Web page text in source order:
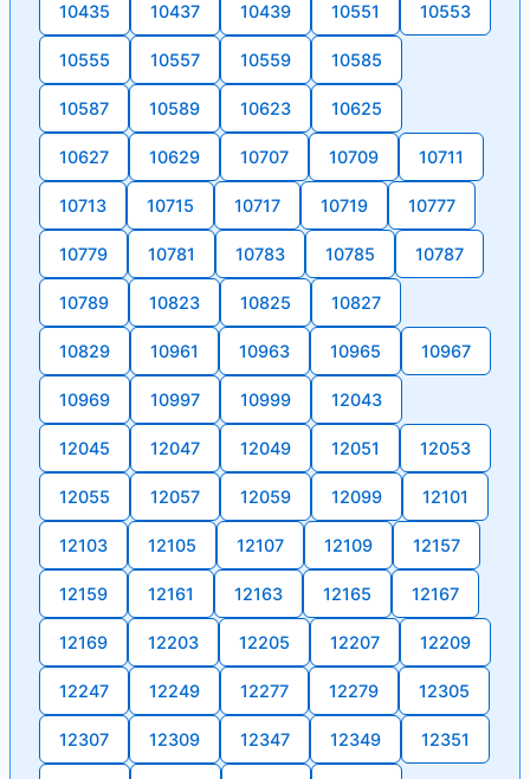
10435 10437 10439 10551 10553
10555 10557 10559 10585
10587 10589 10623 10625
10627 10629 10707 10709 10711
10713 10715 10717 10719 10777
10779 10781 10783 10785 10787
10789 10823 10825 10827
10829 10961 10963 10965 10967
10969 10997 10999 12043
12045 12047 12049 12051 12053
12055 12057 12059 12099 12101
12103 12105 12107 12109 12157
12159 12161 12163 12165 12167
12169 12203 12205 12207 12209
12247 12249 12277 12279 12305
12307 12309 12347 12349 12351